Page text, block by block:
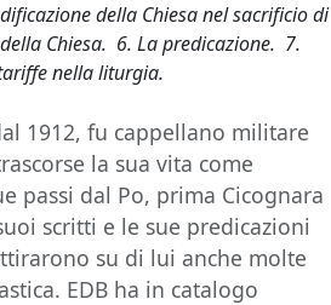
della Chiesa nel sacrificio di
Chiesa. 6. La predicazione. 7.
nella liturgia.
1912, fu cappellano militare
la sua vita come
passi dal Po, prima Cicognara
scritti e le sue predicazioni
su di lui anche molte
EDB ha in catalogo